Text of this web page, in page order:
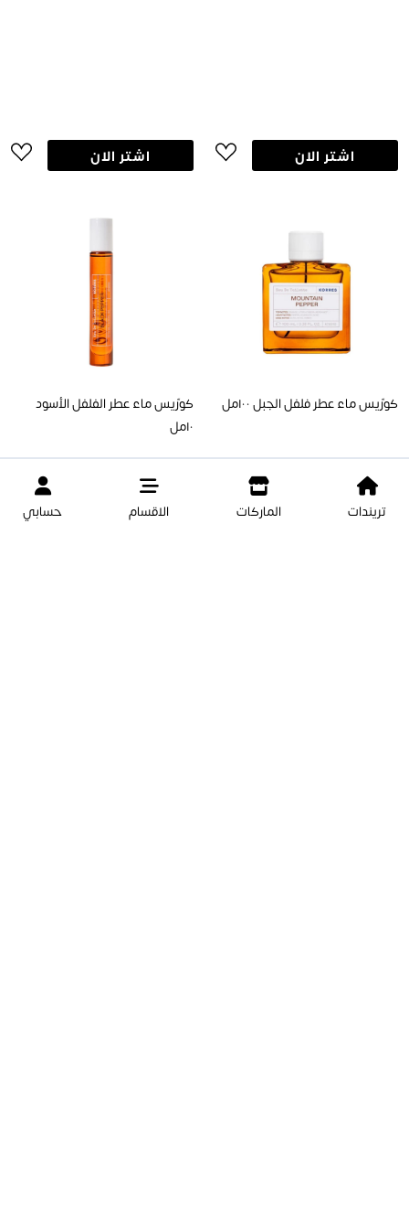
تريندات الماركات الاقسام حسابي
اشتر الان اشتر الان
كورّيس ماء عطر فلفل الجبل ١٠٠مل
كورّيس ماء عطر الفلفل الأسود
١٠مل